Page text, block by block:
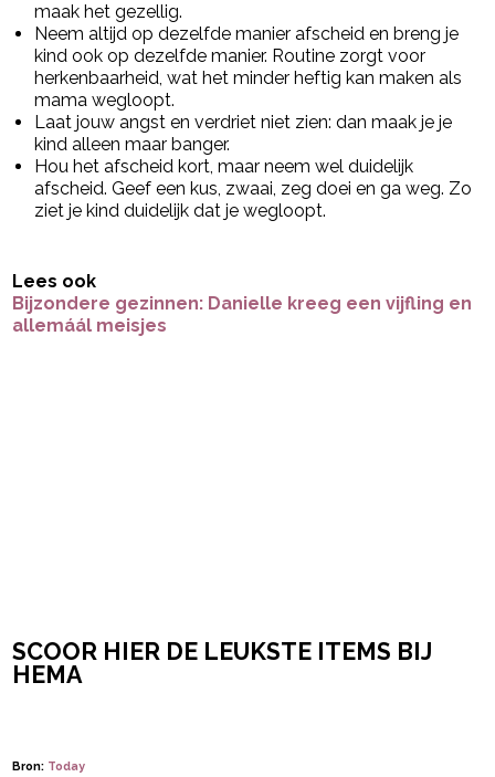
maak het gezellig.
Neem altijd op dezelfde manier afscheid en breng je
kind ook op dezelfde manier. Routine zorgt voor
herkenbaarheid, wat het minder heftig kan maken als
mama wegloopt.
Laat jouw angst en verdriet niet zien: dan maak je je
kind alleen maar banger.
Hou het afscheid kort, maar neem wel duidelijk
afscheid. Geef een kus, zwaai, zeg doei en ga weg. Zo
ziet je kind duidelijk dat je wegloopt.
Lees ook
Bijzondere gezinnen: Danielle kreeg een vijfling en
allemáál meisjes
SCOOR HIER DE LEUKSTE ITEMS BIJ
HEMA
Bron: Today